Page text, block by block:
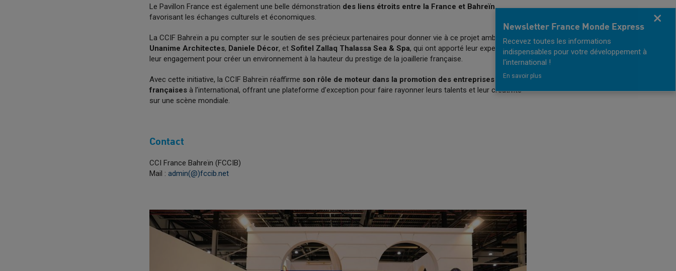
Le Pavillon France est également une belle démonstration des liens étroits entre la France et Bahreïn,
favorisant les échanges culturels et économiques.
La CCIF Bahreïn a pu compter sur le soutien de ses précieux partenaires pour donner vie à ce projet ambitieux :
Unanime Architectes, Daniele Décor, et Sofitel Zallaq Thalassa Sea & Spa, qui ont apporté leur expertise et
leur engagement pour créer un environnement à la hauteur du prestige de la joaillerie française.
Avec cette initiative, la CCIF Bahreïn réaffirme son rôle de moteur dans la promotion des entreprises
françaises à l’international, offrant une plateforme d’exception pour faire rayonner leurs talents et leur créativité
sur une scène mondiale.
Contact
CCI France Bahreïn (FCCIB)
Mail : admin(@)fccib.net
Previous Next
Newsletter France Monde Express
Recevez toutes les informations
indispensables pour votre développement à
l'international !
En savoir plus